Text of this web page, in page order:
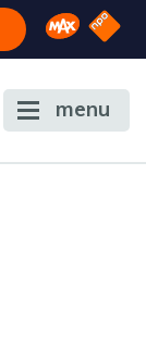
Omroep
NPO
menu